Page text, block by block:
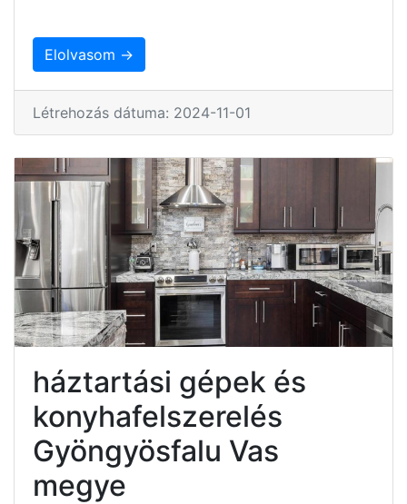
Elolvasom →
Létrehozás dátuma: 2024-11-01
háztartási gépek és
konyhafelszerelés
Gyöngyösfalu Vas
megye